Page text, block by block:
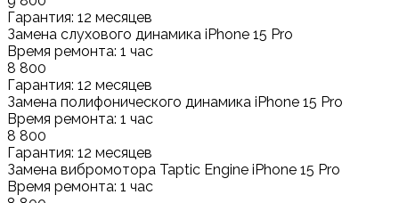
Гарантия: 12 месяцев
Замена слухового динамика iPhone 15 Pro
Время ремонта: 1 час
8 800
Гарантия: 12 месяцев
Замена полифонического динамика iPhone 15 Pro
Время ремонта: 1 час
8 800
Гарантия: 12 месяцев
Замена вибромотора Taptic Engine iPhone 15 Pro
Время ремонта: 1 час